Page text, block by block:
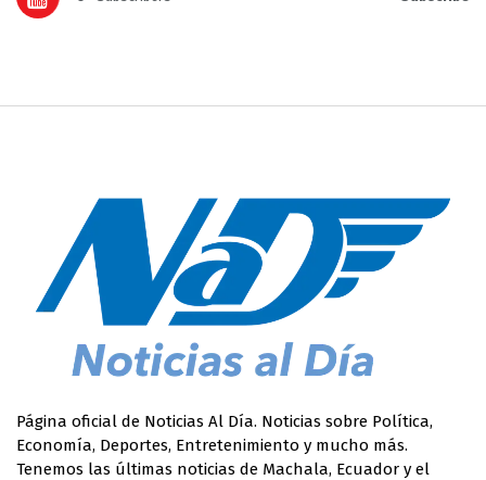
Página oficial de Noticias Al Día. Noticias sobre Política,
Economía, Deportes, Entretenimiento y mucho más.
Tenemos las últimas noticias de Machala, Ecuador y el